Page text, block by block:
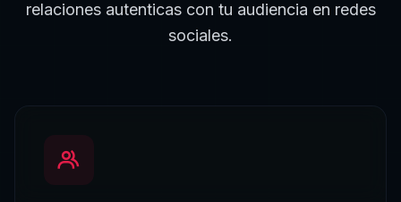
relaciones autenticas con tu audiencia en redes
sociales.